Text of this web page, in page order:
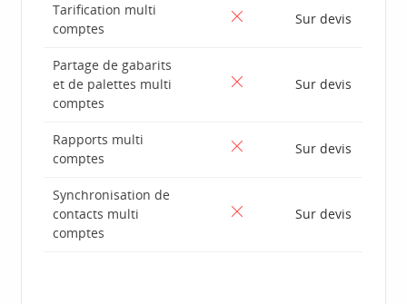
Tarification multi
comptes
Sur devis
Partage de gabarits
et de palettes multi
comptes
Sur devis
Rapports multi
comptes
Sur devis
Synchronisation de
contacts multi
comptes
Sur devis